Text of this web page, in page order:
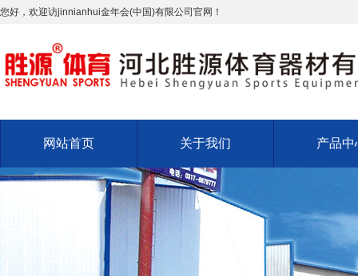
您好，欢迎访jinnianhui金年会(中国)有限公司官网！
网站首页 关于我们 产品中